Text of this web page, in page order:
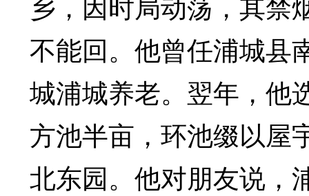
不能回。他曾任浦城县
城浦城养老。翌年，他
方池半亩，环池缀以屋
北东园。他对朋友说，